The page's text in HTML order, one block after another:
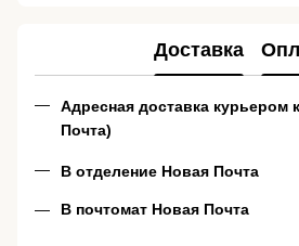
Доставка
Адресная доставка курьером
Почта)
В отделение Новая Почта
В почтомат Новая Почта